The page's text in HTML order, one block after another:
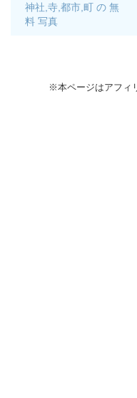
神社,寺,都市,町 の 無
料 写真
※本ページはアフィ